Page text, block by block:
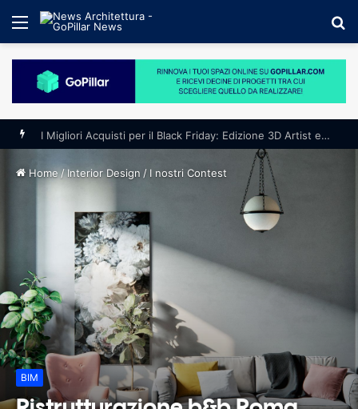
Menu
Home / Interior Design / I nostri Contest
BIM